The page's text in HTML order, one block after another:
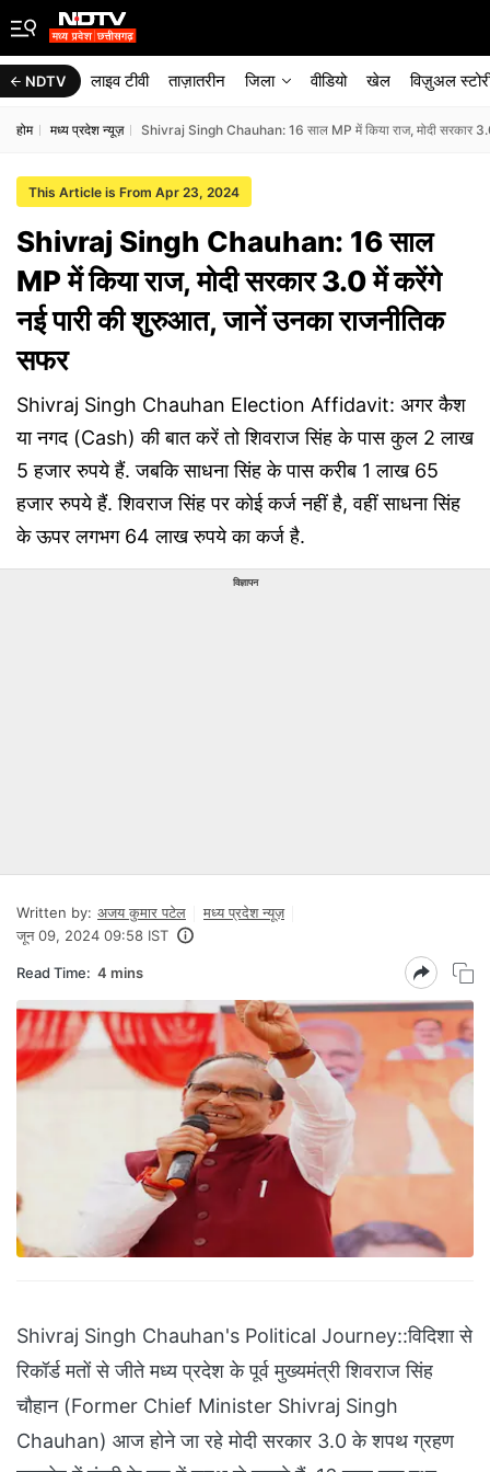
NDTV लाइव टीवी ताज़ातरीन जिला वीडियो खेल विज़ुअल
होम मध्य प्रदेश न्यूज़ Shivraj Singh Chauhan: 16 साल MP में किया राज, मोदी सरकार
This Article is From Apr 23, 2024
Shivraj Singh Chauhan: 16 साल
MP में किया राज, मोदी सरकार 3.0 में करेंगे
नई पारी की शुरुआत, जानें उनका राजनीतिक
सफर
Shivraj Singh Chauhan Election Affidavit: अगर कैश
या नगद (Cash) की बात करें तो शिवराज सिंह के पास कुल 2 लाख
5 हजार रुपये हैं. जबकि साधना सिंह के पास करीब 1 लाख 65
हजार रुपये हैं. शिवराज सिंह पर कोई कर्ज नहीं है, वहीं साधना सिंह
के ऊपर लगभग 64 लाख रुपये का कर्ज है.
विज्ञापन
Written by: अजय कुमार पटेल
मध्य प्रदेश न्यूज़
जून 09, 2024 09:58 IST
Read Time: 4 mins
Shivraj Singh Chauhan's Political Journey::विदिशा से
रिकॉर्ड मतों से जीते मध्य प्रदेश के पूर्व मुख्यमंत्री शिवराज सिंह
चौहान (Former Chief Minister Shivraj Singh
Chauhan) आज होने जा रहे मोदी सरकार 3.0 के शपथ ग्रहण